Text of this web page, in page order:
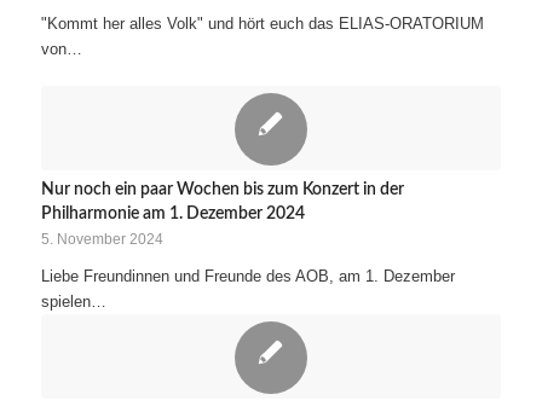
"Kommt her alles Volk" und hört euch das ELIAS-ORATORIUM
von…
Nur noch ein paar Wochen bis zum Konzert in der
Philharmonie am 1. Dezember 2024
5. November 2024
Liebe Freundinnen und Freunde des AOB, am 1. Dezember
spielen…